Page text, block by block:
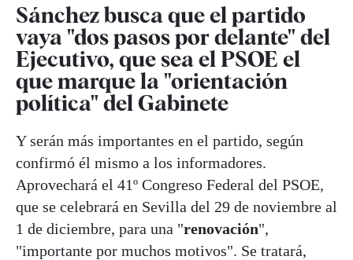
Sánchez busca que el partido
vaya "dos pasos por delante" del
Ejecutivo, que sea el PSOE el
que marque la "orientación
política" del Gabinete
Y serán más importantes en el partido, según
confirmó él mismo a los informadores.
Aprovechará el 41º Congreso Federal del PSOE,
que se celebrará en Sevilla del 29 de noviembre al
1 de diciembre, para una "renovación",
"importante por muchos motivos". Se tratará,